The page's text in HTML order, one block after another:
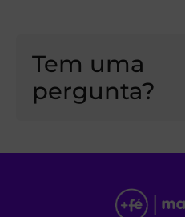
Tem uma
pergunta?